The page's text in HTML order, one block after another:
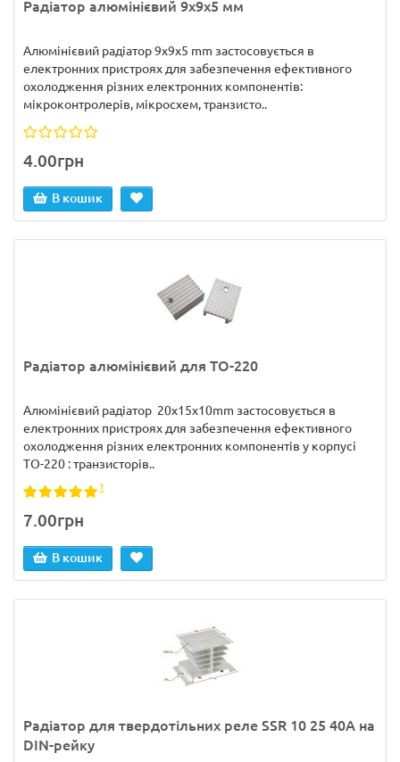
Радіатор алюмінієвий 9x9x5 мм
Алюмінієвий радіатор 9x9x5 mm застосовується в
електронних пристроях для забезпечення ефективного
охолодження різних електронних компонентів:
мікроконтролерів, мікросхем, транзисто..
4.00грн
В кошик
Радіатор алюмінієвий для TO-220
Алюмінієвий радіатор 20x15x10mm застосовується в
електронних пристроях для забезпечення ефективного
охолодження різних електронних компонентів у корпусі
TO-220 : транзисторів..
1
7.00грн
В кошик
Радіатор для твердотільних реле SSR 10 25 40A на
DIN-рейку